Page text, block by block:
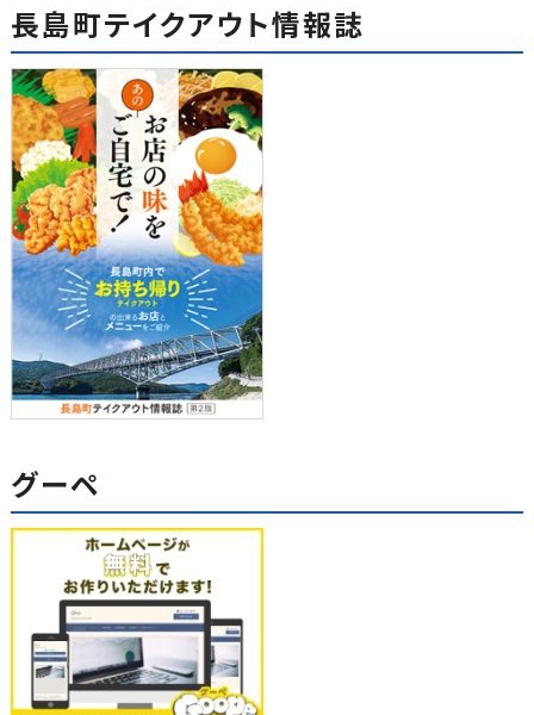
長島町テイクアウト情報誌
グーペ